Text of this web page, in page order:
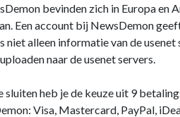
bevinden zich in Europa en
Een account bij NewsDemon
niet alleen informatie van de usenet
naar de usenet servers.
heb je de keuze uit 9
Visa, Mastercard, PayPal,